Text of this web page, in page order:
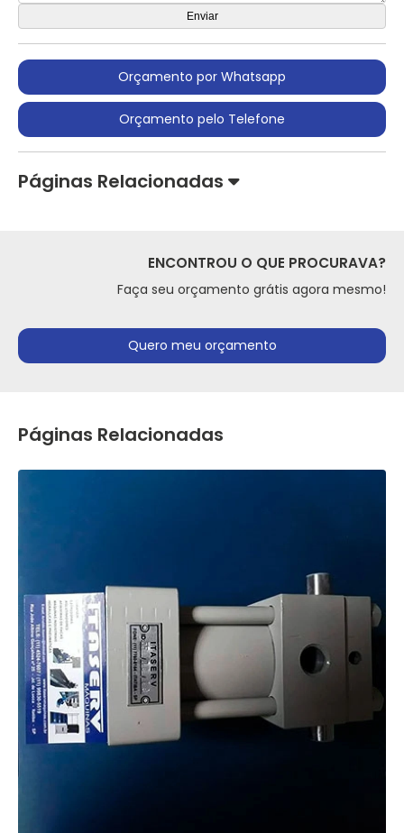
Orçamento por Whatsapp
Orçamento pelo Telefone
Páginas Relacionadas
ENCONTROU O QUE PROCURAVA?
Faça seu orçamento grátis agora mesmo!
Quero meu orçamento
Páginas Relacionadas